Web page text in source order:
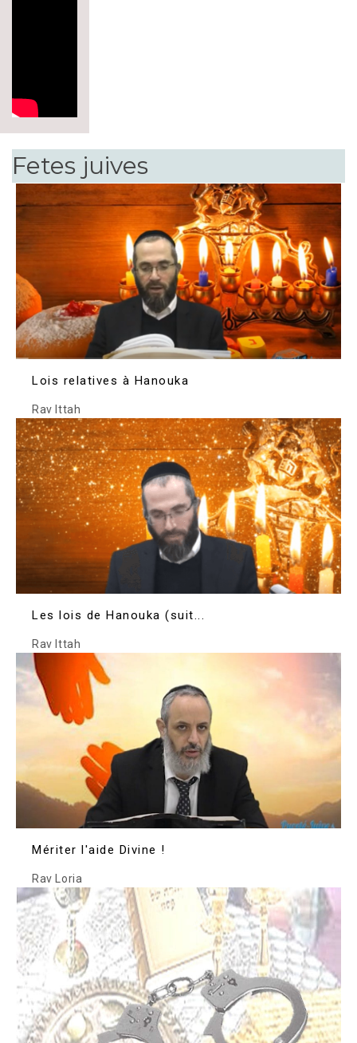
Fetes juives
Lois relatives à Hanouka
Rav Ittah
Les lois de Hanouka (suit...
Rav Ittah
Mériter l'aide Divine !
Rav Loria